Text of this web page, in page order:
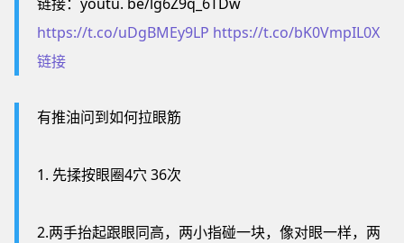
https://t.co/uDgBMEy9LP https://t.co/bK0VmpIL0X
链接
有推油问到如何拉眼筋
1. 先揉按眼圈4穴 36次
2.两手抬起跟眼同高，两小指碰一块，像对眼一样，两